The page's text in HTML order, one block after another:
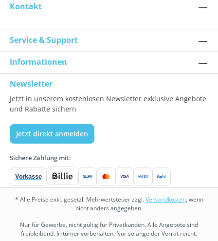
Kontakt
Service & Support
Informationen
Newsletter
Jetzt in unserem kostenlosen Newsletter exklusive Angebote
und Rabatte sichern
Jetzt direkt anmelden
Sichere Zahlung mit:
Vorkasse SEPA VISA AMEX PayPal
* Alle Preise exkl. gesetzl. Mehrwertsteuer zzgl.Versandkosten, wenn
nicht anders angegeben.
Nur für Gewerbe, nicht gültig für Privatkunden. Alle Angebote sind
freibleibend. Irrtümer vorbehalten. Nur solange der Vorrat reicht.